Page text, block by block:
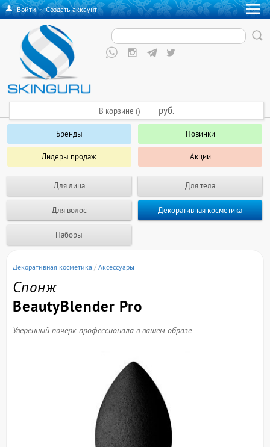
Войти·Создать аккаунт
Бренды Новинки
Лидеры продаж Акции
Для лица Для тела
Для волос Декоративная косметика
Наборы
В корзине () руб.
Декоративная косметика /Аксессуары
Спонж
BeautyBlender Pro
Уверенный почерк профессионала в вашем образе